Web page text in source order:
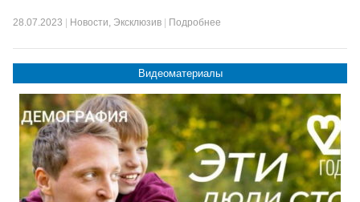
28.07.2023 Новости, Эксклюзив Подробнее
Видеоматериалы